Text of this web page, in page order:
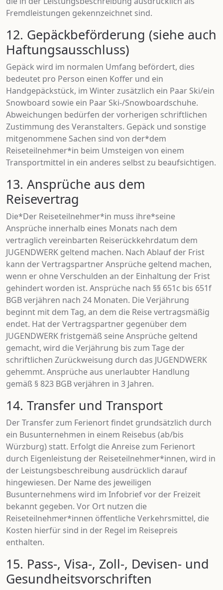
Fremdleistungen gekennzeichnet sind.
12. Gepäckbeförderung (siehe auch
Haftungsausschluss)
Gepäck wird im normalen Umfang befördert, dies
bedeutet pro Person einen Koffer und ein
Handgepäckstück, im Winter zusätzlich ein Paar Ski/ein
Snowboard sowie ein Paar Ski-/Snowboardschuhe.
Abweichungen bedürfen der vorherigen schriftlichen
Zustimmung des Veranstalters. Gepäck und sonstige
mitgenommene Sachen sind von der*dem
Reiseteilnehmer*in beim Umsteigen von einem
Transportmittel in ein anderes selbst zu beaufsichtigen.
13. Ansprüche aus dem
Reisevertrag
Die*Der Reiseteilnehmer*in muss ihre*seine
Ansprüche innerhalb eines Monats nach dem
vertraglich vereinbarten Reiserückkehrdatum dem
JUGENDWERK geltend machen. Nach Ablauf der Frist
kann der Vertragspartner Ansprüche geltend machen,
wenn er ohne Verschulden an der Einhaltung der Frist
gehindert worden ist. Ansprüche nach §§ 651c bis 651f
BGB verjähren nach 24 Monaten. Die Verjährung
beginnt mit dem Tag, an dem die Reise vertragsmäßig
endet. Hat der Vertragspartner gegenüber dem
JUGENDWERK fristgemäß seine Ansprüche geltend
gemacht, wird die Verjährung bis zum Tage der
schriftlichen Zurückweisung durch das JUGENDWERK
gehemmt. Ansprüche aus unerlaubter Handlung
gemäß § 823 BGB verjähren in 3 Jahren.
14. Transfer und Transport
Der Transfer zum Ferienort findet grundsätzlich durch
ein Busunternehmen in einem Reisebus (ab/bis
Würzburg) statt. Erfolgt die Anreise zum Ferienort
durch Eigenleistung der Reiseteilnehmer*innen, wird in
der Leistungsbeschreibung ausdrücklich darauf
hingewiesen. Der Name des jeweiligen
Busunternehmens wird im Infobrief vor der Freizeit
bekannt gegeben. Vor Ort nutzen die
Reiseteilnehmer*innen öffentliche Verkehrsmittel, die
Kosten hierfür sind in der Regel im Reisepreis
enthalten.
15. Pass-, Visa-, Zoll-, Devisen- und
Gesundheitsvorschriften